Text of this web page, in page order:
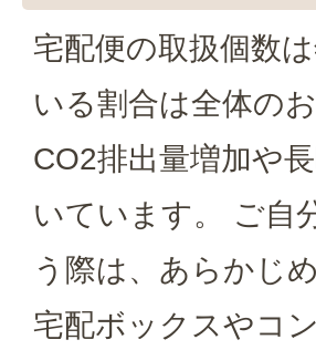
宅配便の取扱個数
いる割合は全体の
CO2排出量増加や
いています。 ご自
う際は、あらかじ
宅配ボックスやコ